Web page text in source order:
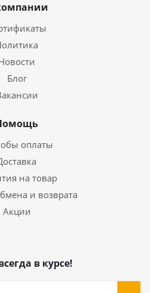
Блог
оплаты
на товар
и возврата
Акции
в курсе!